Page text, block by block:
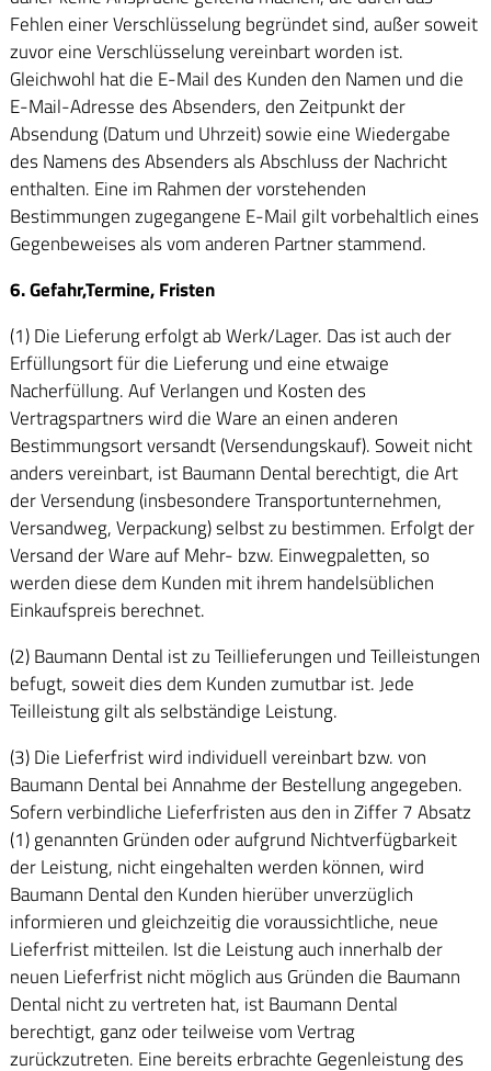
Fehlen einer Verschlüsselung begründet sind, außer soweit
zuvor eine Verschlüsselung vereinbart worden ist.
Gleichwohl hat die E-Mail des Kunden den Namen und die
E-Mail-Adresse des Absenders, den Zeitpunkt der
Absendung (Datum und Uhrzeit) sowie eine Wiedergabe
des Namens des Absenders als Abschluss der Nachricht
enthalten. Eine im Rahmen der vorstehenden
Bestimmungen zugegangene E-Mail gilt vorbehaltlich eines
Gegenbeweises als vom anderen Partner stammend.
6. Gefahr,Termine, Fristen
(1) Die Lieferung erfolgt ab Werk/Lager. Das ist auch der
Erfüllungsort für die Lieferung und eine etwaige
Nacherfüllung. Auf Verlangen und Kosten des
Vertragspartners wird die Ware an einen anderen
Bestimmungsort versandt (Versendungskauf). Soweit nicht
anders vereinbart, ist Baumann Dental berechtigt, die Art
der Versendung (insbesondere Transportunternehmen,
Versandweg, Verpackung) selbst zu bestimmen. Erfolgt der
Versand der Ware auf Mehr- bzw. Einwegpaletten, so
werden diese dem Kunden mit ihrem handelsüblichen
Einkaufspreis berechnet.
(2) Baumann Dental ist zu Teillieferungen und Teilleistungen
befugt, soweit dies dem Kunden zumutbar ist. Jede
Teilleistung gilt als selbständige Leistung.
(3) Die Lieferfrist wird individuell vereinbart bzw. von
Baumann Dental bei Annahme der Bestellung angegeben.
Sofern verbindliche Lieferfristen aus den in Ziffer 7 Absatz
(1) genannten Gründen oder aufgrund Nichtverfügbarkeit
der Leistung, nicht eingehalten werden können, wird
Baumann Dental den Kunden hierüber unverzüglich
informieren und gleichzeitig die voraussichtliche, neue
Lieferfrist mitteilen. Ist die Leistung auch innerhalb der
neuen Lieferfrist nicht möglich aus Gründen die Baumann
Dental nicht zu vertreten hat, ist Baumann Dental
berechtigt, ganz oder teilweise vom Vertrag
zurückzutreten. Eine bereits erbrachte Gegenleistung des